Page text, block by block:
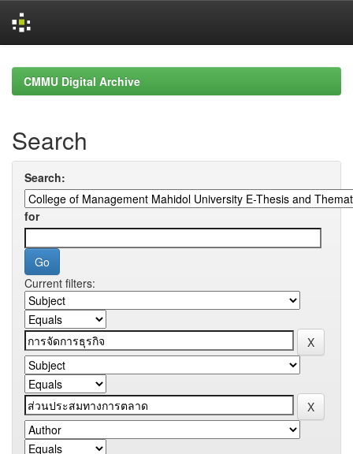
navigationCMMU Digital Archive
Search
Search:
for
Current filters: